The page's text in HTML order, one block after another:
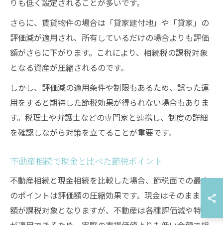
りも低く設定されることが多いです。
さらに、賃貸物件の場合は「貸家建付地」や「貸家」の
評価減が適用され、所有しているだけの場合よりも評価
額がさらに下がります。これにより、相続税の課税対象
となる資産が圧縮されるのです。
しかし、評価減の適用条件や制限もあるため、誤った運
用をすると期待した節税効果が得られない場合もありま
す。税理士や弁護士などの専門家と連携し、制度の詳細
を確認しながら対策を立てることが重要です。
不動産相続で現金と比べた節税ポイント
不動産相続と現金相続を比較した場合、節税面での最大
のポイントは評価額の圧縮効果です。現金はそのままの
額が課税対象となりますが、不動産は各種評価減や特例